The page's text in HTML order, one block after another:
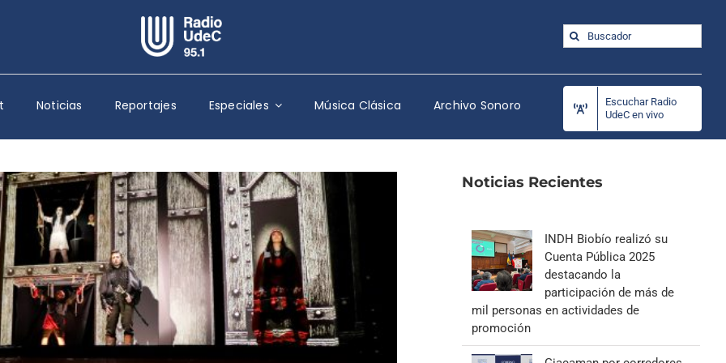
Escuchar Radio UdeC en vivo
Quiénes Somos
Programación
Podcast
Noticias
Reportajes
Columnas
Música Clásica
Especiales
Buscar:
Noticias Reportajes Especiales Música Clásica Archivo Sonoro
Escuchar Radio
UdeC en vivo
Noticias Recientes
INDH Biobío realizó su
Cuenta Pública 2025
destacando la
participación de más de
mil personas en actividades de
promoción